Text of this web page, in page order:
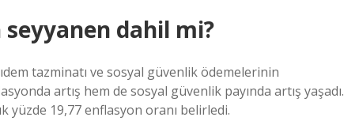
seyyanen dahil mi?
tazminatı ve sosyal güvenlik ödemelerinin
artış hem de sosyal güvenlik payında artış yaşadı.
yüzde 19,77 enflasyon oranı belirledi.